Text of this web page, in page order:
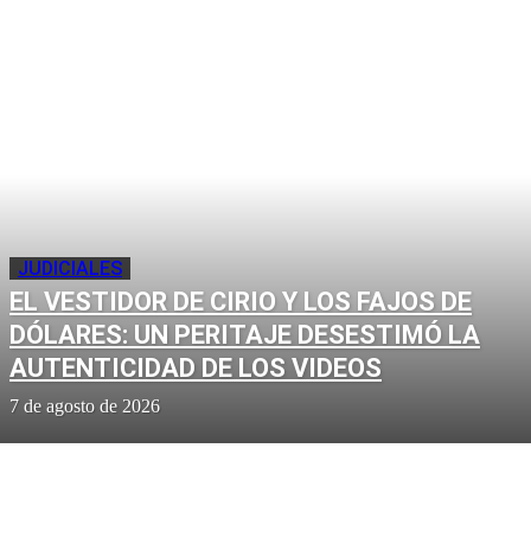
JUDICIALES
EL VESTIDOR DE CIRIO Y LOS FAJOS DE
DÓLARES: UN PERITAJE DESESTIMÓ LA
AUTENTICIDAD DE LOS VIDEOS
7 de agosto de 2026